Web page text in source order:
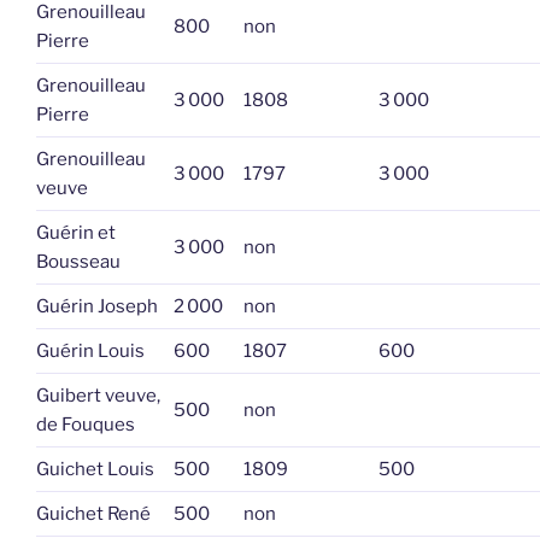
Grenouilleau
Pierre
800 non
Grenouilleau
Pierre
3 000 1808 3 000
Grenouilleau
veuve
3 000 1797 3 000
Guérin et
Bousseau
3 000 non
Guérin Joseph 2 000 non
Guérin Louis 600 1807 600
Guibert veuve,
de Fouques
500 non
Guichet Louis 500 1809 500
Guichet René 500 non